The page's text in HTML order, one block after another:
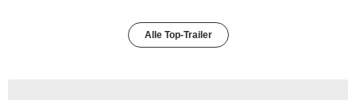
Alle Top-Trailer